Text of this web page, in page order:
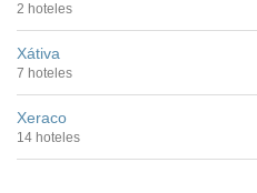
2 hoteles
Xátiva
7 hoteles
Xeraco
14 hoteles